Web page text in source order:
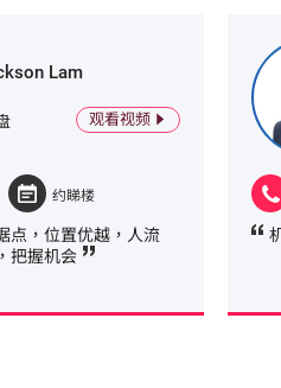
Lam
观看视频
约睇楼
点，位置优越，人流
把握机会